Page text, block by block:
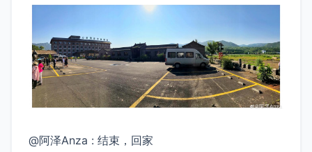
@阿泽Anza : 结束，回家